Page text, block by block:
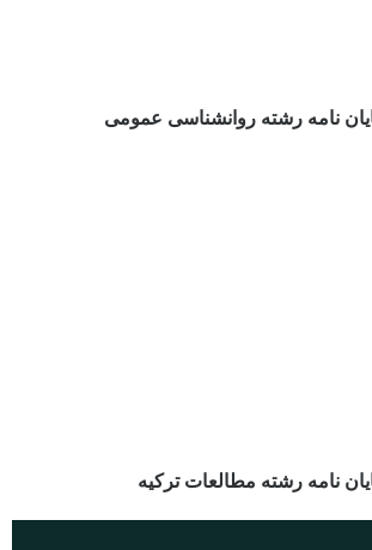
نامه رشته روانشناسی عمومی
نامه رشته مطالعات ترکیه